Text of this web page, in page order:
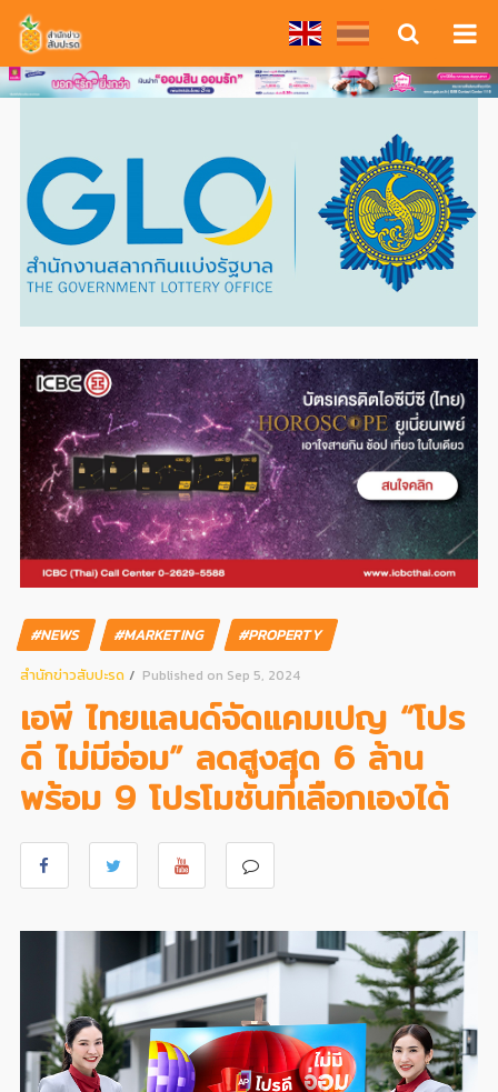
#NEWS #MARKETING
#PROPERTY
สํานักข่าวสับปะรด
Published on Sep 5, 2024
เอพี ไทยแลนด์จัดแคมเปญ “โปร
ดี ไม่มีอ่อม” ลดสูงสุด 6 ล้าน
พร้อม 9 โปรโมชันที่เลือกเองได้